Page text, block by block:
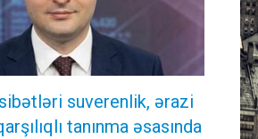
suverenlik, ərazi
tanınma əsasında